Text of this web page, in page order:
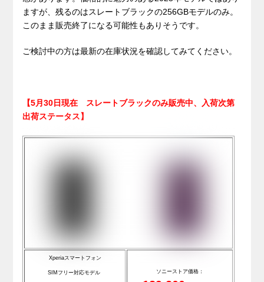
ますが、残るのはスレートブラックの256GBモデルのみ。
このまま販売終了になる可能性もありそうです。
ご検討中の方は最新の在庫状況を確認してみてください。
【5月30日現在 スレートブラックのみ販売中、入荷次第
出荷ステータス】
Xperiaスマートフォン
SIMフリー対応モデル ソニーストア価格：